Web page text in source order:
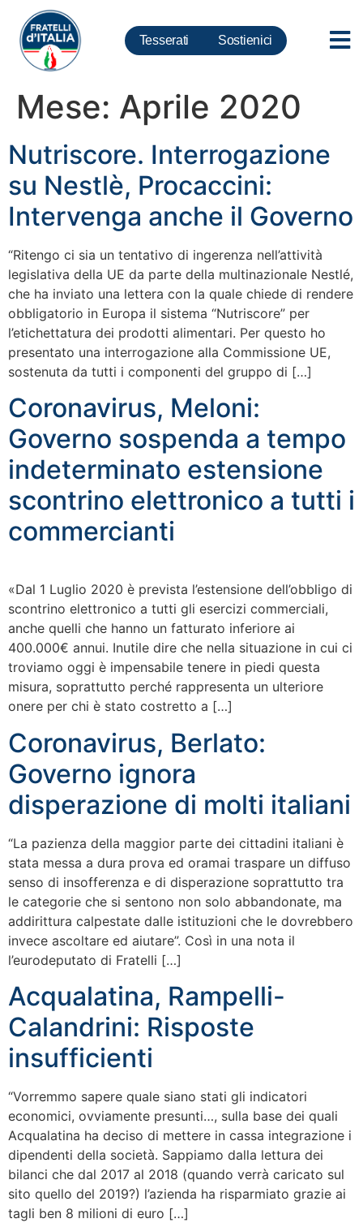
Tesserati Sostienici
Mese: Aprile 2020
Nutriscore. Interrogazione
su Nestlè, Procaccini:
Intervenga anche il Governo
“Ritengo ci sia un tentativo di ingerenza nell’attività
legislativa della UE da parte della multinazionale Nestlé,
che ha inviato una lettera con la quale chiede di rendere
obbligatorio in Europa il sistema “Nutriscore” per
l’etichettatura dei prodotti alimentari. Per questo ho
presentato una interrogazione alla Commissione UE,
sostenuta da tutti i componenti del gruppo di […]
Coronavirus, Meloni:
Governo sospenda a tempo
indeterminato estensione
scontrino elettronico a tutti i
commercianti
«Dal 1 Luglio 2020 è prevista l’estensione dell’obbligo di
scontrino elettronico a tutti gli esercizi commerciali,
anche quelli che hanno un fatturato inferiore ai
400.000€ annui. Inutile dire che nella situazione in cui ci
troviamo oggi è impensabile tenere in piedi questa
misura, soprattutto perché rappresenta un ulteriore
onere per chi è stato costretto a […]
Coronavirus, Berlato:
Governo ignora
disperazione di molti italiani
“La pazienza della maggior parte dei cittadini italiani è
stata messa a dura prova ed oramai traspare un diffuso
senso di insofferenza e di disperazione soprattutto tra
le categorie che si sentono non solo abbandonate, ma
addirittura calpestate dalle istituzioni che le dovrebbero
invece ascoltare ed aiutare”. Così in una nota il
l’eurodeputato di Fratelli […]
Acqualatina, Rampelli-
Calandrini: Risposte
insufficienti
“Vorremmo sapere quale siano stati gli indicatori
economici, ovviamente presunti…, sulla base dei quali
Acqualatina ha deciso di mettere in cassa integrazione i
dipendenti della società. Sappiamo dalla lettura dei
bilanci che dal 2017 al 2018 (quando verrà caricato sul
sito quello del 2019?) l’azienda ha risparmiato grazie ai
tagli ben 8 milioni di euro […]